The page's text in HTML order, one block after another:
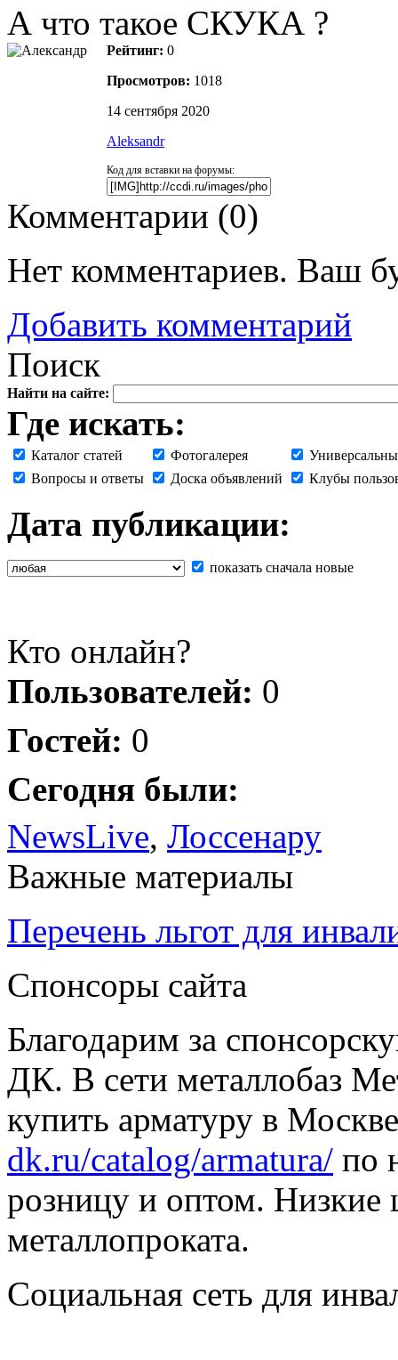
А что такое СКУКА ?
Рейтинг: 0
Просмотров: 1018
14 сентября 2020
Aleksandr
Код для вставки на форумы:
Комментарии (0)
Нет комментариев. Ваш
Добавить комментарий
Поиск
Найти на сайте:
Где искать:
Каталог статей Фотогалерея
Вопросы и ответы
Доска объявлений Клубы
Дата публикации:
показать сначала новые
Кто онлайн?
Пользователей: 0
Гостей: 0
Сегодня были:
NewsLive, Лоссенару
Важные материалы
Перечень льгот для
Спонсоры сайта
Благодарим за
ДК. В сети металлобаз
купить арматуру в
dk.ru/catalog/armatura/ по
розницу и оптом. Низкие
металлопроката.
Социальная сеть для